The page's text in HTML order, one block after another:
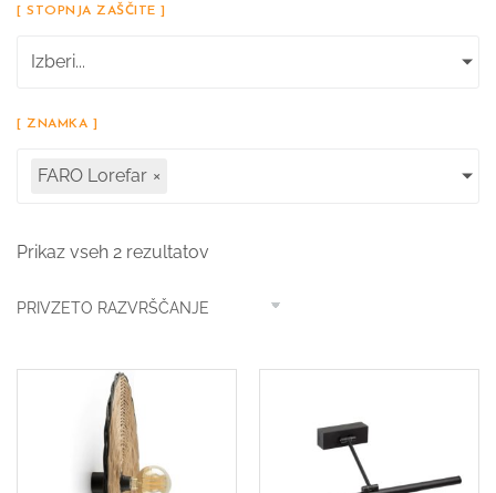
[ STOPNJA ZAŠČITE ]
Izberi...
[ ZNAMKA ]
FARO Lorefar ×
Prikaz vseh 2 rezultatov